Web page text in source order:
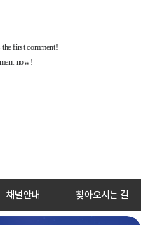
채널안내 찾아오시는 길